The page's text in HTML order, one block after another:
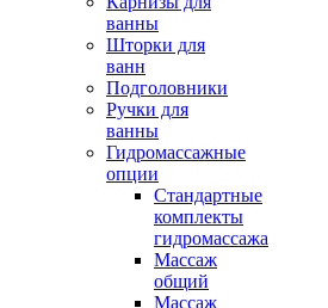
ванны
Шторки для
ванн
Подголовники
Ручки для
ванны
Гидромассажные
опции
Стандартные
комплекты
гидромассажа
Массаж
общий
Массаж